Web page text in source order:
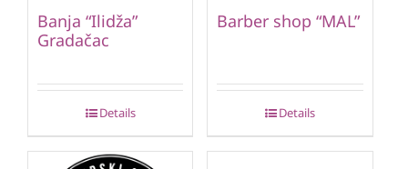
Banja “Ilidža”
Gradačac
Details
Barber shop “MAL”
Details